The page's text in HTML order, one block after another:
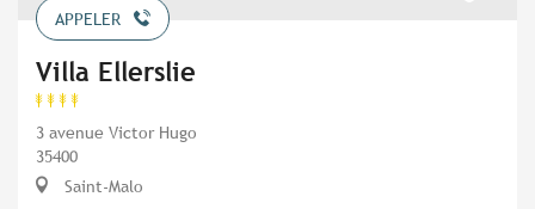
APPELER
Villa Ellerslie
3 avenue Victor Hugo
35400
Saint-Malo